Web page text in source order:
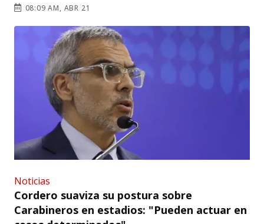
08:09 AM, ABR 21
Noticias
Cordero suaviza su postura sobre
Carabineros en estadios: "Pueden actuar en